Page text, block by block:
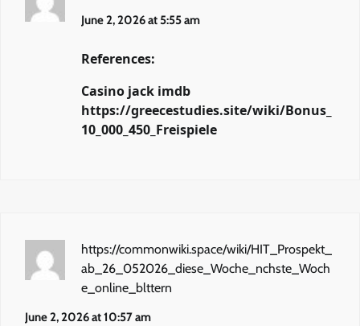
June 2, 2026 at 5:55 am
References:
Casino jack imdb
https://greecestudies.site/wiki/Bonus_
10_000_450_Freispiele
https://commonwiki.space/wiki/HIT_Prospekt_
ab_26_052026_diese_Woche_nchste_Woch
e_online_blttern
June 2, 2026 at 10:57 am